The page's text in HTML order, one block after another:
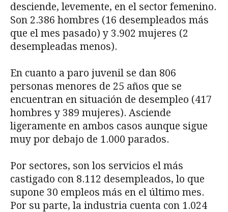
desciende, levemente, en el sector femenino.
Son 2.386 hombres (16 desempleados más
que el mes pasado) y 3.902 mujeres (2
desempleadas menos).
En cuanto a paro juvenil se dan 806
personas menores de 25 años que se
encuentran en situación de desempleo (417
hombres y 389 mujeres). Asciende
ligeramente en ambos casos aunque sigue
muy por debajo de 1.000 parados.
Por sectores, son los servicios el más
castigado con 8.112 desempleados, lo que
supone 30 empleos más en el último mes.
Por su parte, la industria cuenta con 1.024